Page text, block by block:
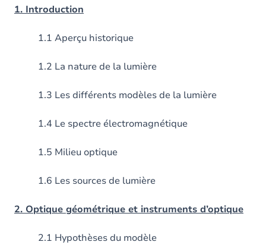
1. Introduction
1.1 Aperçu historique
1.2 La nature de la lumière
1.3 Les différents modèles de la lumière
1.4 Le spectre électromagnétique
1.5 Milieu optique
1.6 Les sources de lumière
2. Optique géométrique et instruments d’optique
2.1 Hypothèses du modèle